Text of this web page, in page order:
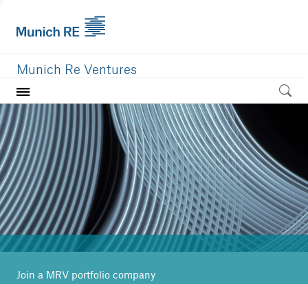
Munich Re Ventures
Home
Our value
Portfolio
Investment areas
Team
News
Join a MRV portfolio company